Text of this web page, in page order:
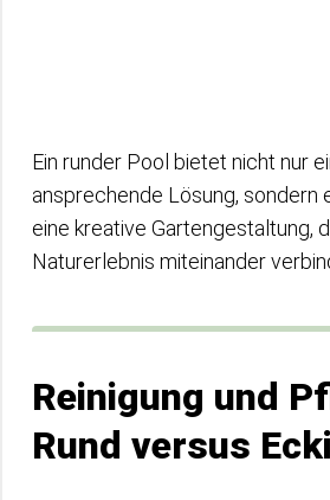
Ein runder Pool bietet nicht nur
ansprechende Lösung, sondern
eine kreative Gartengestaltung,
Naturerlebnis miteinander
Reinigung und
Rund versus